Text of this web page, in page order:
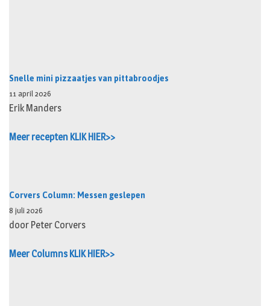
Snelle mini pizzaatjes van pittabroodjes
11 april 2026
Erik Manders
Meer recepten KLIK HIER>>
Corvers Column: Messen geslepen
8 juli 2026
door Peter Corvers
Meer Columns KLIK HIER>>